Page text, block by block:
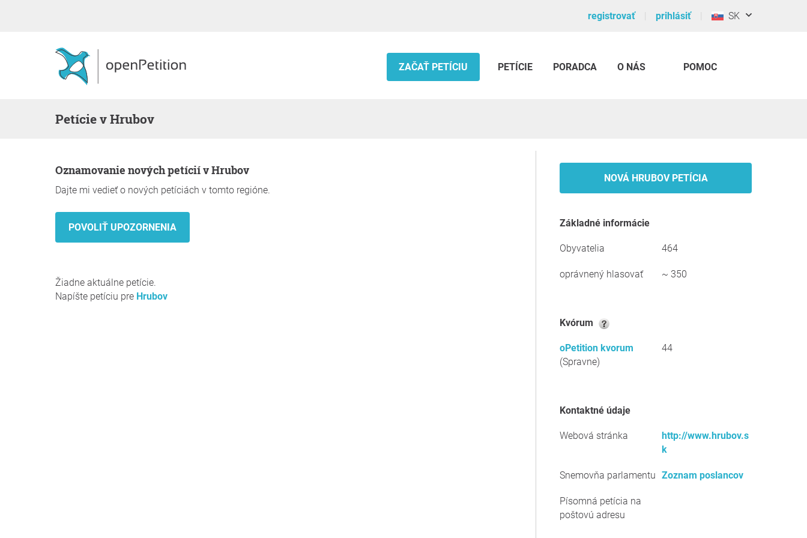
registrovať prihlásiť SK
ZAČAŤ PETÍCIU PETÍCIE PORADCA O NÁS POMOC
Petície v Hrubov
Oznamovanie nových petícií v Hrubov
Dajte mi vedieť o nových petíciách v tomto regióne.
Žiadne aktuálne petície.
Napíšte petíciu pre Hrubov
NOVÁ HRUBOV PETÍCIA
Základné informácie
Obyvatelia 464
oprávnený hlasovať ~ 350
kvórum
oPetition kvorum
(Spravne)
44
kontaktné údaje
Webová stránka
http://www.hrubov.s
k
Snemovňa parlamentu Zoznam poslancov
Písomná petícia na
poštovú adresu